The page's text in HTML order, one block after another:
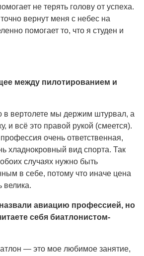
не терять голову от успеха.
вернут меня с небес на
помогает то, что я студен и
между пилотированием и
в вертолете мы держим штурвал, а
и всё это правой рукой (смеется).
очень ответственная,
хладнокровный вид спорта. Так
случаях нужно быть
в себе, потому что иначе цена
велика.
авиацию профессией, но
себя биатлонистом-
— это мое любимое занятие,